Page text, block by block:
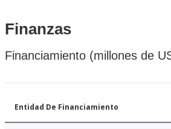
Finanzas
Financiamiento (millones de
Entidad De Financiamiento